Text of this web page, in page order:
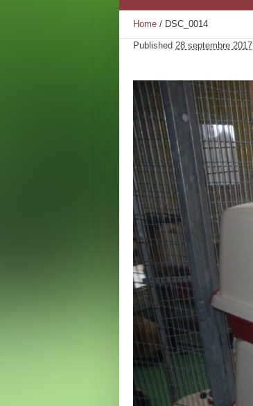
Home / DSC_0014
Published 28 septembre 2017